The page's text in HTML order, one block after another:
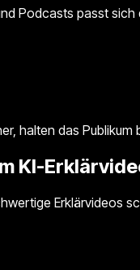
Podcasts passt
halten das
KI-
Erklärvideos